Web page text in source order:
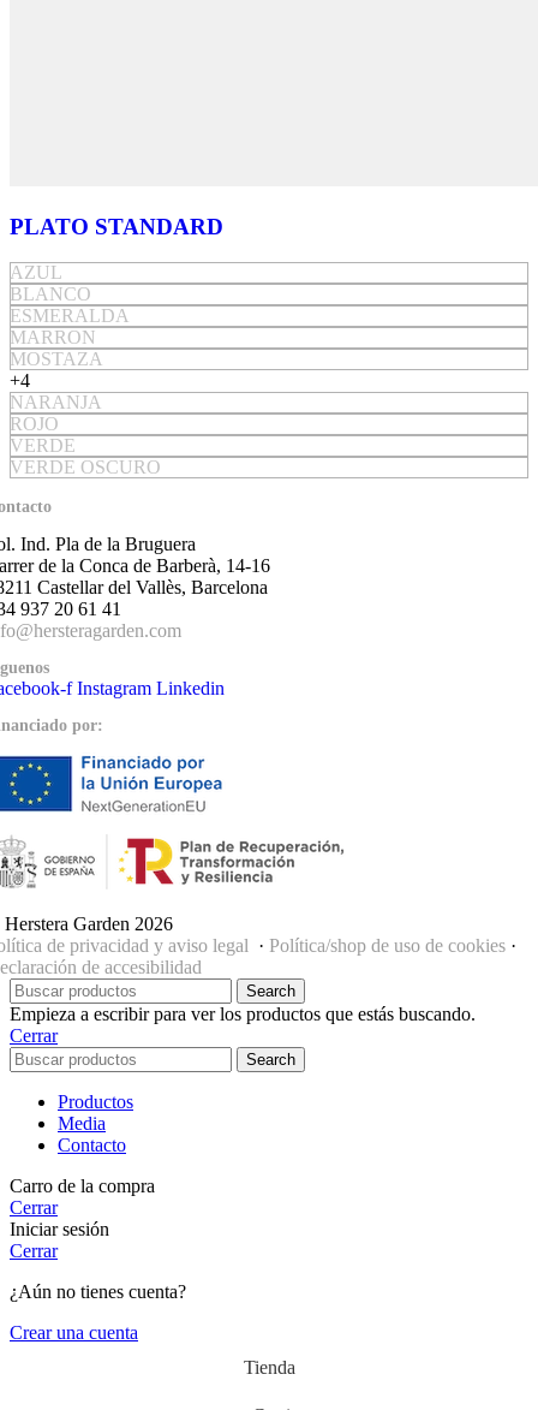
PLATO STANDARD
AZUL
BLANCO
ESMERALDA
MARRON
MOSTAZA
+4
NARANJA
ROJO
VERDE
VERDE OSCURO
Ind. Pla de la Bruguera
de la Conca de Barberà, 14-16
Castellar del Vallès, Barcelona
937 20 61 41
f Instagram Linkedin
por:
Garden 2026
de privacidad y aviso legal · Política/shop de uso de cookies ·
de accesibilidad
Search
Empieza a escribir para ver los productos que estás buscando.
Cerrar
Search
Productos
Media
Contacto
Carro de la compra
Cerrar
Iniciar sesión
Cerrar
¿Aún no tienes cuenta?
Crear una cuenta
Tienda